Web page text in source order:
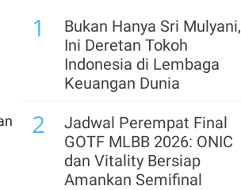
6
Filipina Kecam Aksi Peti
Mati Anti-China,
Ketegangan dengan
Beijing Memanas
7
Serangan Drone Ukraina
Guncang Wildberries,
Bisnis Ritel Rusia
Tertekan Keras
1
Bukan Hanya Sri Mulyani,
Ini Deretan Tokoh
Indonesia di Lembaga
Keuangan Dunia
2
Jadwal Perempat Final
GOTF MLBB 2026: ONIC
dan Vitality Bersiap
Amankan Semifinal